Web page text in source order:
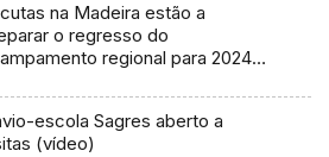
na Madeira estão a
o regresso do
regional para 2024
escola Sagres aberto a
(vídeo)